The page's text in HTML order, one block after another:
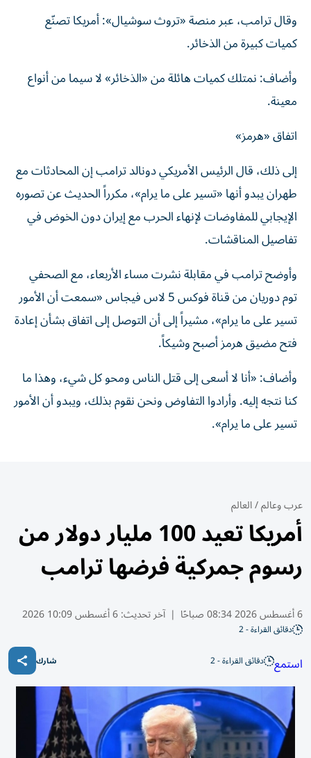
وقال ترامب، عبر منصة «تروث سوشيال»: أمريكا تصنّع
كميات كبيرة من الذخائر.
وأضاف: نمتلك كميات هائلة من «الذخائر» لا سيما من أنواع
معينة.
اتفاق «هرمز»
إلى ذلك، قال الرئيس الأمريكي دونالد ترامب ‌إن المحادثات مع
طهران يبدو أنها «تسير على ⁠ما يرام»، مكرراً الحديث عن ‌تصوره
الإيجابي للمفاوضات ‌لإنهاء الحرب مع إيران دون الخوض في
تفاصيل المناقشات.
وأوضح ترامب في مقابلة ‌نشرت مساء الأربعاء، مع الصحفي
⁠توم دوريان من قناة فوكس 5 لاس فيجاس «سمعت أن الأمور
تسير على ما يرام»، مشيراً إلى أن التوصل إلى اتفاق بشأن إعادة
⁠فتح مضيق هرمز أصبح وشيكاً.
وأضاف: «أنا لا أسعى إلى قتل الناس ومحو كل شيء، ‌وهذا ما
كنا نتجه إليه. ‌وأرادوا التفاوض ونحن نقوم بذلك، ويبدو أن الأمور
تسير على ما يرام».
عرب وعالم/العالم
أمريكا تعيد 100 مليار دولار من
رسوم جمركية فرضها ترامب
6 أغسطس 2026 08:34 صباحًا | آخر تحديث:6 أغسطس 10:09 2026
دقائق القراءة - 2
استمع دقائق القراءة - 2 شارك